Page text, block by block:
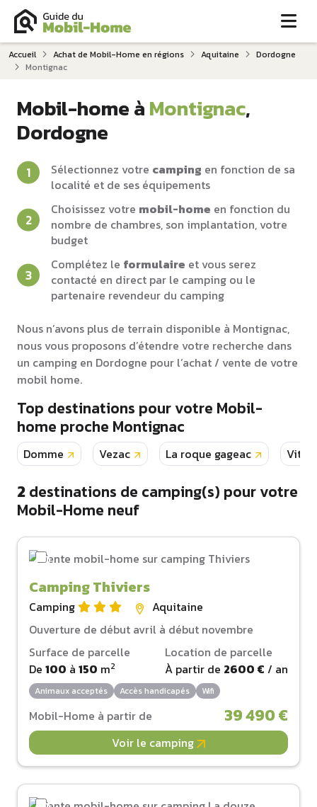
Accueil Achat de Mobil-Home en régions Aquitaine
Dordogne
Montignac
Mobil-home àMontignac,
Dordogne
Sélectionnez votre camping en fonction de sa
localité et de ses équipements
Choisissez votre mobil-home en fonction du
nombre de chambres, son implantation, votre
budget
Complétez le formulaire et vous serez
contacté en direct par le camping ou le
partenaire revendeur du camping
Nous n’avons plus de terrain disponible à Montignac,
nous vous proposons d’étendre votre recherche dans
un camping en Dordogne pour l’achat / vente de votre
mobil home.
Top destinations pour votre Mobil-
home proche Montignac
Domme Vezac La roque gageac Vitrac
2destinations de camping(s) pour votre
Mobil-Home neuf
Camping Thiviers
Camping
Aquitaine
Ouverture de début avril à début novembre
Surface de parcelle
De 100 à 150 m2
Location de parcelle
À partir de 2600 € / an
Animaux acceptés Accès handicapés Wifi
Mobil-Home à partir de 39 490 €
Voir le camping